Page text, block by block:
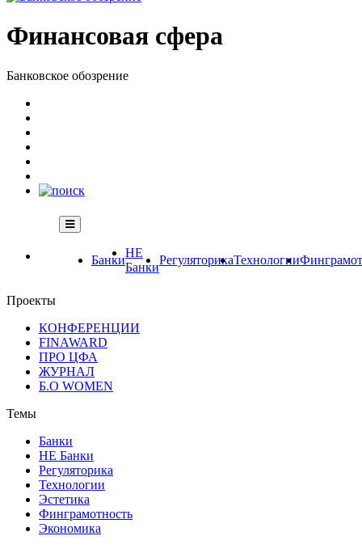
Финансовая сфера
Банковское обозрение
Банки
НЕ
Банки
РегуляторикаТехнологии
Проекты
КОНФЕРЕНЦИИ
FINAWARD
ПРО ЦФА
ЖУРНАЛ
Б.О WOMEN
Темы
Банки
НЕ Банки
Регуляторика
Технологии
Эстетика
Финграмотность
Экономика